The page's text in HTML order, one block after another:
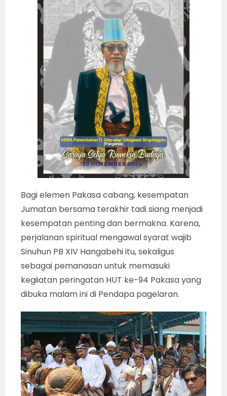
Bagi elemen Pakasa cabang, kesempatan
Jumatan bersama terakhir tadi siang menjadi
kesempatan penting dan bermakna. Karena,
perjalanan spiritual mengawal syarat wajib
Sinuhun PB XIV Hangabehi itu, sekaligus
sebagai pemanasan untuk memasuki
kegiiatan peringatan HUT ke-94 Pakasa yang
dibuka malam ini di Pendapa pagelaran.